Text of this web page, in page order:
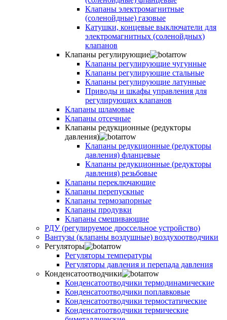
Клапаны электромагнитные
(соленойдные) газовые
Катушки, концевые выключатели для
электромагнитных (соленойдных)
клапанов
Клапаны регулирующие
Клапаны регулирующие чугунные
Клапаны регулирующие стальные
Клапаны регулирующие латунные
Приводы и шкафы управления для
регулирующих клапанов
Клапаны шламовые
Клапаны отсечные
Клапаны редукционные (редукторы
давления)
Клапаны редукционные (редукторы
давления) фланцевые
Клапаны редукционные (редукторы
давления) резьбовые
Клапаны переключающие
Клапаны перепускные
Клапаны термозапорные
Клапаны продувки
Клапаны смешивающие
РДУ (регулируемое дроссельное устройство)
Вантузы (клапаны воздушные) воздухоотводчики
Регуляторы
Регуляторы температуры
Регуляторы давления и перепада давления
Конденсатоотводчики
Конденсатоотводчики термодинамические
Конденсатоотводчики поплавковые
Конденсатоотводчики термостатические
Конденсатоотводчики термические